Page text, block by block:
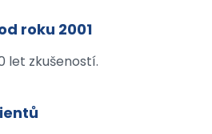
roku 2001
let zkušeností.